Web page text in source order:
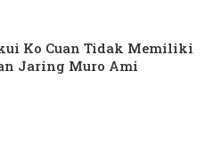
Ko Cuan Tidak Memiliki
Jaring Muro Ami